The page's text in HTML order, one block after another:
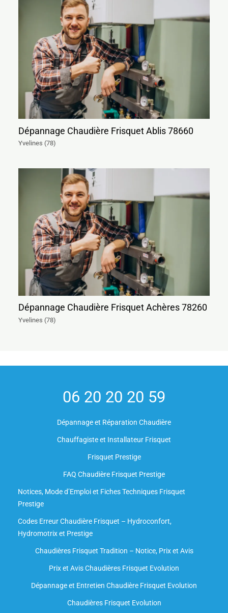
Dépannage Chaudière Frisquet Ablis 78660
Yvelines (78)
Dépannage Chaudière Frisquet Achères 78260
Yvelines (78)
06 20 20 20 59
Dépannage et Réparation Chaudière
Chauffagiste et Installateur Frisquet
Frisquet Prestige
FAQ Chaudière Frisquet Prestige
Notices, Mode d’Emploi et Fiches Techniques Frisquet
Prestige
Codes Erreur Chaudière Frisquet – Hydroconfort,
Hydromotrix et Prestige
Chaudières Frisquet Tradition – Notice, Prix et Avis
Prix et Avis Chaudières Frisquet Evolution
Dépannage et Entretien Chaudière Frisquet Evolution​
Chaudières Frisquet Evolution